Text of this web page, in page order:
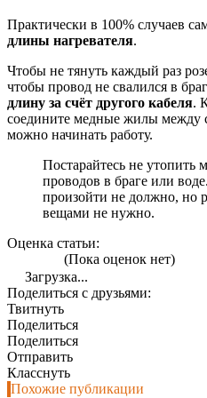
Практически в 100% случаев
длины нагревателя.
Чтобы не тянуть каждый раз
чтобы провод не свалился в
длину за счёт другого кабеля.
соедините медные жилы между
можно начинать работу.
Постарайтесь не утопить
проводов в браге или
произойти не должно, но
вещами не нужно.
Оценка статьи:
(Пока оценок нет)
Загрузка...
Поделиться с друзьями:
Твитнуть
Поделиться
Поделиться
Отправить
Класснуть
Похожие публикации